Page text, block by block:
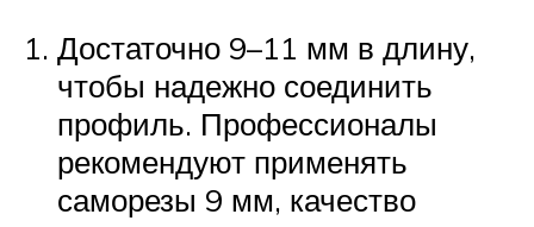
Достаточно 9–11 мм в длину,
чтобы надежно соединить
профиль. Профессионалы
рекомендуют применять
саморезы 9 мм, качество